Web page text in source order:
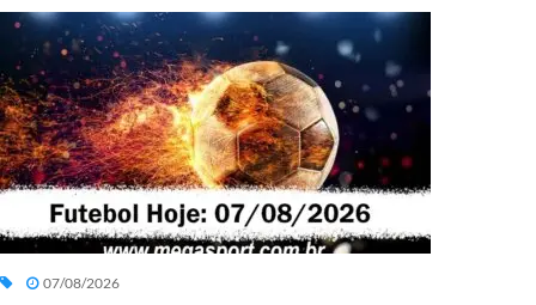
07/08/2026